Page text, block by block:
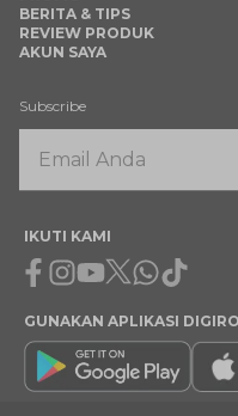
BERITA & TIPS
REVIEW PRODUK
AKUN SAYA
Subscribe
IKUTI KAMI
Facebook
Instagram
Youtube
X Whatsapp
Tiktok
GUNAKAN APLIKASI